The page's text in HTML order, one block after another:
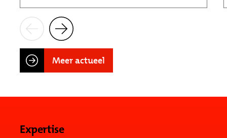
Meer actueel
Expertise